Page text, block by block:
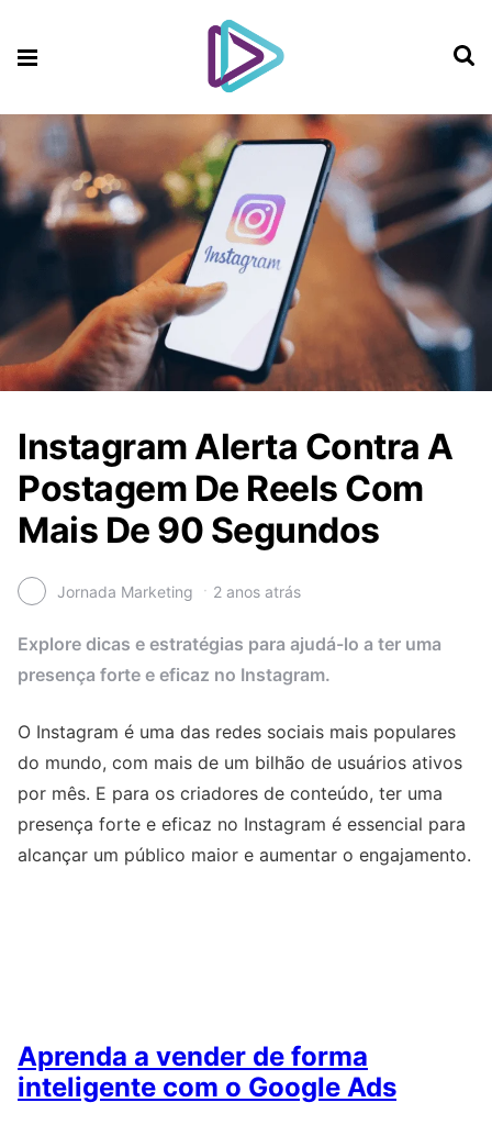
Instagram Alerta Contra A
Postagem De Reels Com
Mais De 90 Segundos
Jornada Marketing 2 anos atrás
Explore dicas e estratégias para ajudá-lo a ter uma
presença forte e eficaz no Instagram.
O Instagram é uma das redes sociais mais populares
do mundo, com mais de um bilhão de usuários ativos
por mês. E para os criadores de conteúdo, ter uma
presença forte e eficaz no Instagram é essencial para
alcançar um público maior e aumentar o engajamento.
Aprenda a vender de forma
inteligente com o Google Ads